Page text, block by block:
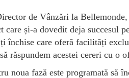
de Vânzări la
care și-a dovedit deja succesul
închise care oferă facilități
răspundem acestei cereri cu o
noua fază este programată să